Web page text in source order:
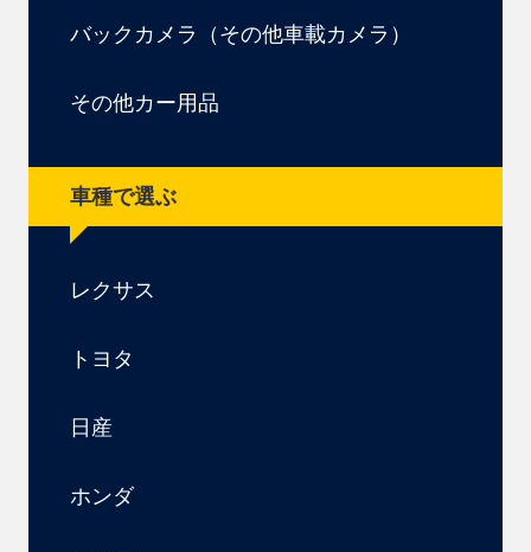
バックカメラ（その他車載カメラ）
その他カー用品
車種で選ぶ
レクサス
トヨタ
日産
ホンダ